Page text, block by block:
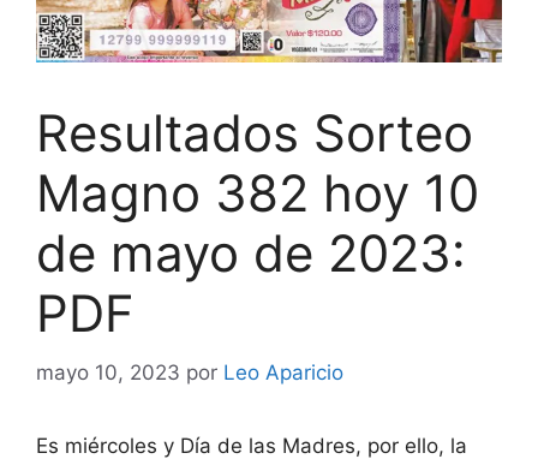
Resultados Sorteo
Magno 382 hoy 10
de mayo de 2023:
PDF
mayo 10, 2023 por Leo Aparicio
Es miércoles y Día de las Madres, por ello, la